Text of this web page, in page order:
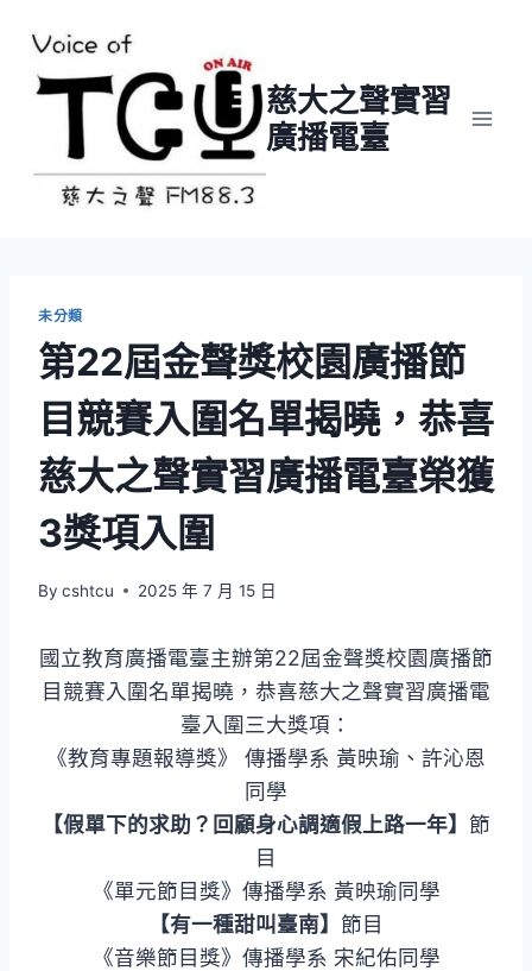
content
慈大之聲實習
廣播電臺
未分類
第22屆金聲獎校園廣播節
目競賽入圍名單揭曉，恭喜
慈大之聲實習廣播電臺榮獲
3獎項入圍
By cshtcu 2025 年 7 月 15 日
國立教育廣播電臺主辦第22屆金聲獎校園廣播節
目競賽入圍名單揭曉，恭喜慈大之聲實習廣播電
臺入圍三大獎項：
《教育專題報導獎》 傳播學系 黃映瑜、許沁恩
同學
【假單下的求助？回顧身心調適假上路一年】 節
目
《單元節目獎》傳播學系 黃映瑜同學
【有一種甜叫臺南】 節目
《音樂節目獎》傳播學系 宋紀佑同學